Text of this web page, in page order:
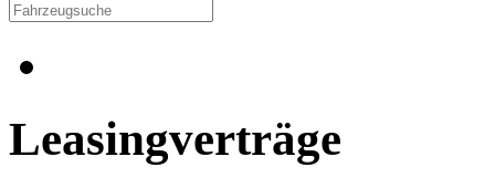
Leasingverträge